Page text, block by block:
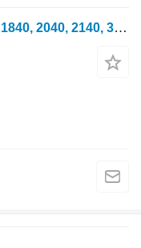
John Deere 940, 1040, 1140, 1640, 1840, 2040, 2140, 3040, 3140, 2150, 2255, 2750, 2950, 840, 3640, 3150, 3050, 3350, 1350, 2955, 2755, 2355, 2555, 2450, 2650, 1950, 3650, 3155, 3055, 1850, 1950, 2450, 2650, 2850, 3150, 3350 tekerlekli traktör için John Deere 1640, 1840, 2040, 2940, 3040, 3140 Vites Yaka L33033